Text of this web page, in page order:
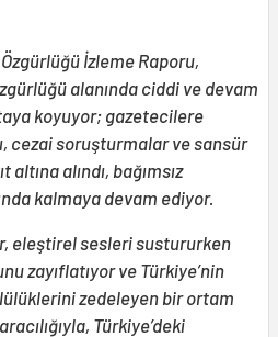
İzleme Raporu,
alanında ciddi ve devam
koyuyor; gazetecilere
cezai soruşturmalar ve sansür
altına alındı, bağımsız
kalmaya devam ediyor.
eleştirel sesleri sustururken
zayıflatıyor ve Türkiye’nin
zedeleyen bir ortam
Türkiye’deki